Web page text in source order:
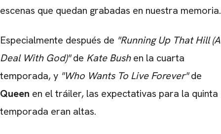
escenas que quedan grabadas en nuestra memoria.
Especialmente después de "Running Up That Hill (A
Deal With God)"de Kate Bushen la cuarta
temporada, y "Who Wants To Live Forever"de
Queen en el tráiler, las expectativas para la quinta
temporada eran altas.